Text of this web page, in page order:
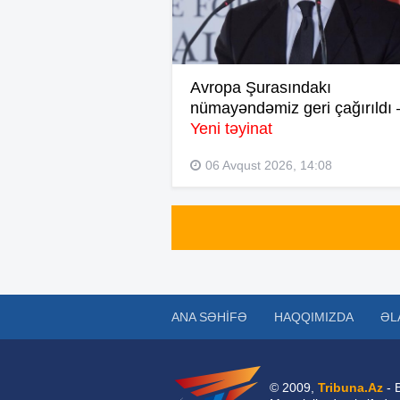
Avropa Şurasındakı
nümayəndəmiz geri çağırıldı
Yeni təyinat
06 Avqust 2026, 14:08
ANA SƏHIFƏ HAQQIMIZDA
© 2009, Tribuna.Az -